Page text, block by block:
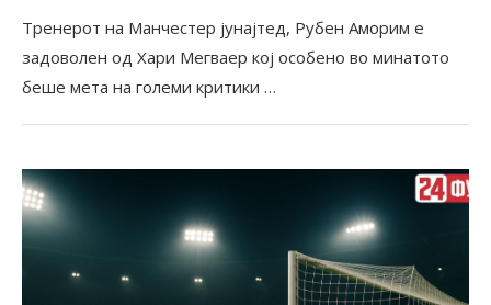
Тренерот на Манчестер јунајтед, Рубен Аморим е
задоволен од Хари Мегваер кој особено во минатото
беше мета на големи критики …